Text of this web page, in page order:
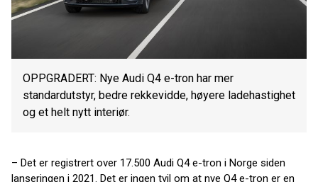
OPPGRADERT: Nye Audi Q4 e-tron har mer
standardutstyr, bedre rekkevidde, høyere ladehastighet
og et helt nytt interiør.
– Det er registrert over 17.500 Audi Q4 e-tron i Norge siden
lanseringen i 2021. Det er ingen tvil om at nye Q4 e-tron er en